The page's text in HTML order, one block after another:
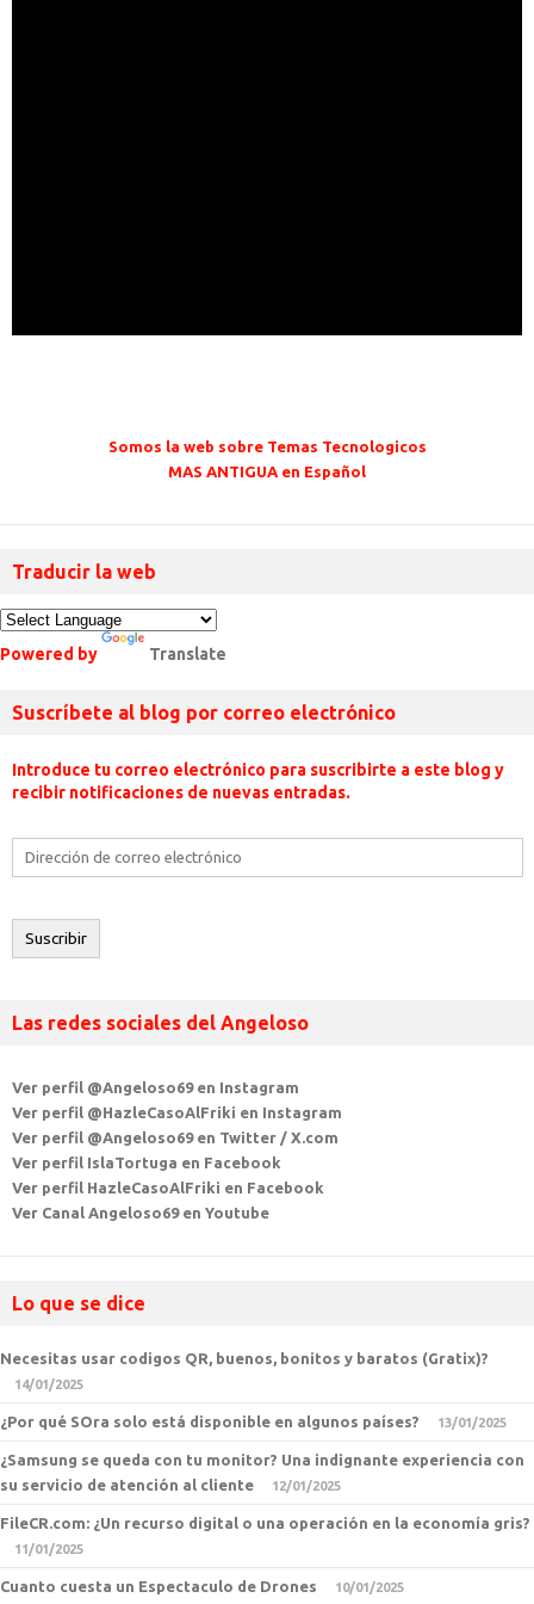
Somos la web sobre Temas Tecnologicos
MAS ANTIGUA en Español
Traducir la web
Powered by Translate
Suscríbete al blog por correo electrónico
Introduce tu correo electrónico para suscribirte a este blog y
recibir notificaciones de nuevas entradas.
Dirección
electrónico
Suscribir
Las redes sociales del Angeloso
Ver perfil @Angeloso69 en Instagram
Ver perfil @HazleCasoAlFriki en Instagram
Ver perfil @Angeloso69 en Twitter / X.com
Ver perfil IslaTortuga en Facebook
Ver perfil HazleCasoAlFriki en Facebook
Ver Canal Angeloso69 en Youtube
Lo que se dice
Necesitas usar codigos QR, buenos, bonitos y baratos (Gratix)?
14/01/2025
¿Por qué SOra solo está disponible en algunos países? 13/01/2025
¿Samsung se queda con tu monitor? Una indignante experiencia con
su servicio de atención al cliente
12/01/2025
FileCR.com: ¿Un recurso digital o una operación en la economía gris?
11/01/2025
Cuanto cuesta un Espectaculo de Drones 10/01/2025